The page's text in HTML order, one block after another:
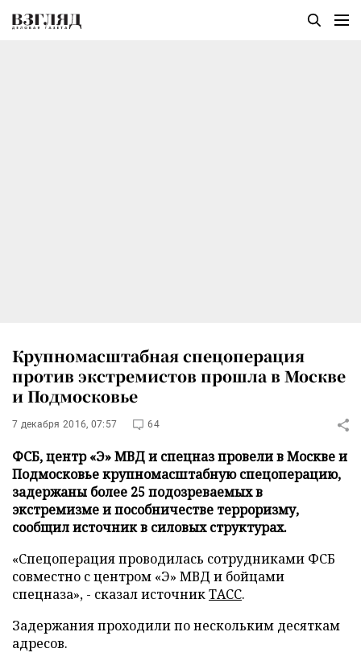
Крупномасштабная спецоперация
против экстремистов прошла в Москве
и Подмосковье
7 декабря 2016, 07:57 64
ФСБ, центр «Э» МВД и спецназ провели в Москве и
Подмосковье крупномасштабную спецоперацию,
задержаны более 25 подозреваемых в
экстремизме и пособничестве терроризму,
сообщил источник в силовых структурах.
«Спецоперация проводилась сотрудниками ФСБ
совместно с центром «Э» МВД и бойцами
спецназа», - сказал источникТАСС.
Задержания проходили по нескольким десяткам
адресов.